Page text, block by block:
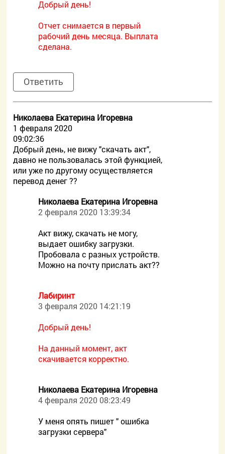
Добрый день!
Отчет снимается в первый
рабочий день месяца. Выплата
сделана.
Ответить
Николаева Екатерина Игоревна
1 февраля 2020
09:02:36
Добрый день, не вижу "скачать акт",
давно не пользовалась этой функцией,
или уже по другому осуществляется
перевод денег ??
Николаева Екатерина Игоревна
2 февраля 2020 13:39:34
Акт вижу, скачать не могу,
выдает ошибку загрузки.
Пробовала с разных устройств.
Можно на почту прислать акт??
Лабиринт
3 февраля 2020 14:21:19
Добрый день!
На данный момент, акт
скачивается корректно.
Николаева Екатерина Игоревна
4 февраля 2020 08:23:49
У меня опять пишет " ошибка
загрузки сервера"